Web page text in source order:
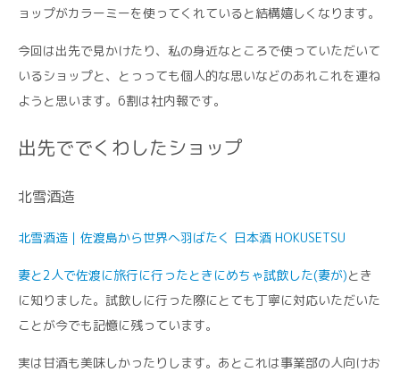
ョップがカラーミーを使ってくれていると結構嬉しくなります。
今回は出先で見かけたり、私の身近なところで使っていただいて
いるショップと、とっっても個人的な思いなどのあれこれを連ね
ようと思います。6割は社内報です。
出先ででくわしたショップ
北雪酒造
北雪酒造｜佐渡島から世界へ羽ばたく 日本酒 HOKUSETSU
妻と2人で佐渡に旅行に行ったときにめちゃ試飲した(妻が)とき
に知りました。試飲しに行った際にとても丁寧に対応いただいた
ことが今でも記憶に残っています。
実は甘酒も美味しかったりします。あとこれは事業部の人向けお